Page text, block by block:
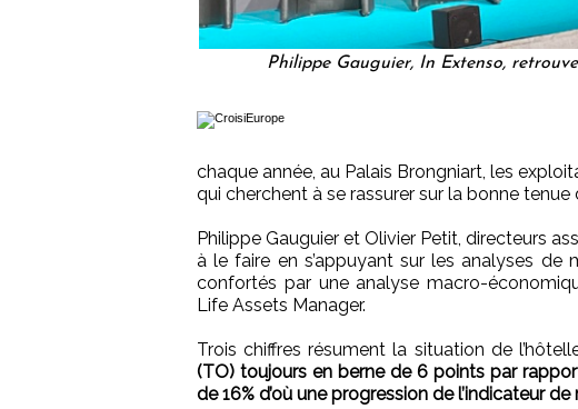
Philippe Gauguier, In Extenso,
chaque année, au Palais Brongniart, les
qui cherchent à se rassurer sur la bonne
Philippe Gauguier et Olivier Petit, directeurs
à le faire en s’appuyant sur les analyses
confortés par une analyse macro-
Life Assets Manager.
Trois chiffres résument la situation de
(TO) toujours en berne de 6 points par
de 16% d’où une progression de l’indicateur